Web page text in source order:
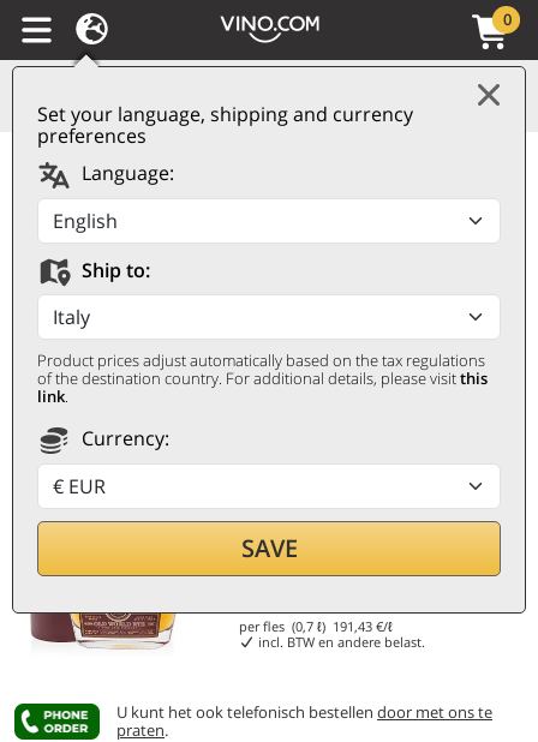
Set your language, shipping and currency
preferences
Language:
Ship to:
Product prices adjust automatically based on the tax regulations
of the destination country. For additional details, please visitthis
link.
Currency:
SAVE
0
Old World Rye
Whiskey Aged 12 Years
WhistlePig
WHISTLEPIG
0,7 ℓ, In Geschenkdoos
134€
per fles (0,7 ℓ) 191,43€/ℓ
incl. BTW en andere belast.
U kunt het ook telefonisch bestellen door met ons te
praten.